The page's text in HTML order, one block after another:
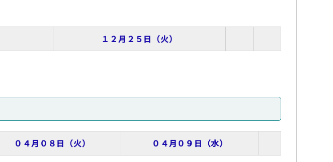
１２月２５日（火）
０４月０８日（火） ０４月０９日（水）